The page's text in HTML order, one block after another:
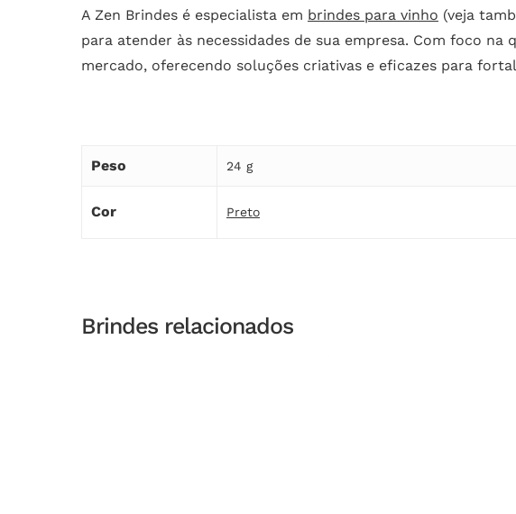
A Zen Brindes é especialista em brindes para vinho (veja
para atender às necessidades de sua empresa. Com foco
mercado, oferecendo soluções criativas e eficazes para
Peso 24 g
Cor Preto
Brindes relacionados